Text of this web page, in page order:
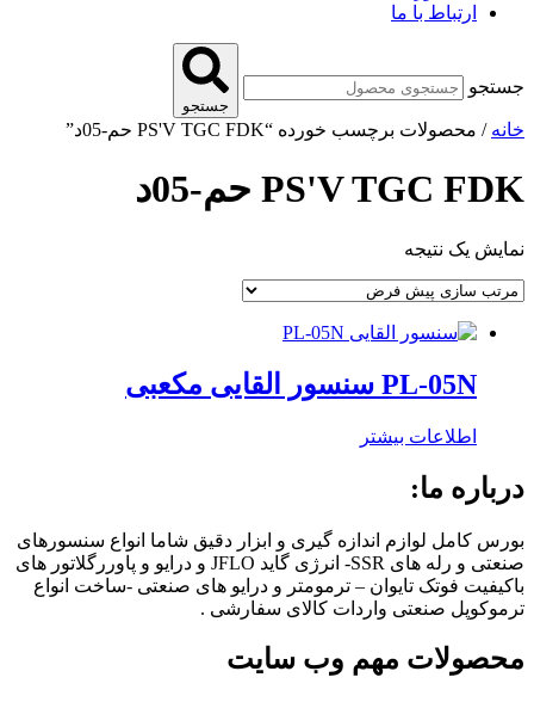
ارتباط با ما
جستجو
جستجو
خانه / محصولات برچسب خورده “PS'V TGC FDK حم-05د”
PS'V TGC FDK حم-05د
نمایش یک نتیجه
PL-05N سنسور القایی مکعبی
اطلاعات بیشتر
درباره ما:
بورس کامل لوازم اندازه گیری و ابزار دقیق شاما انواع سنسورهای
صنعتی و رله های SSR- انرژی گاید JFLO و درایو و پاوررگلاتور های
باکیفیت فوتک تایوان – ترمومتر و درایو های صنعتی -ساخت انواع
ترموکوپل صنعتی واردات کالای سفارشی .
محصولات مهم وب سایت